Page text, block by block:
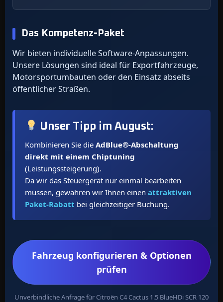
Das Kompetenz-Paket
Wir bieten individuelle Software-Anpassungen.
Unsere Lösungen sind ideal für Exportfahrzeuge,
Motorsportumbauten oder den Einsatz abseits
öffentlicher Straßen.
Unser Tipp imAugust:
Kombinieren Sie die AdBlue®-Abschaltung
direkt mit einem Chiptuning
(Leistungssteigerung).
Da wir das Steuergerät nur einmal bearbeiten
müssen, gewähren wir Ihnen einen attraktiven
Paket-Rabatt bei gleichzeitiger Buchung.
Fahrzeug konfigurieren & Optionen
prüfen
Unverbindliche Anfrage für Citroën C4 Cactus 1.5 BlueHDi SCR 120